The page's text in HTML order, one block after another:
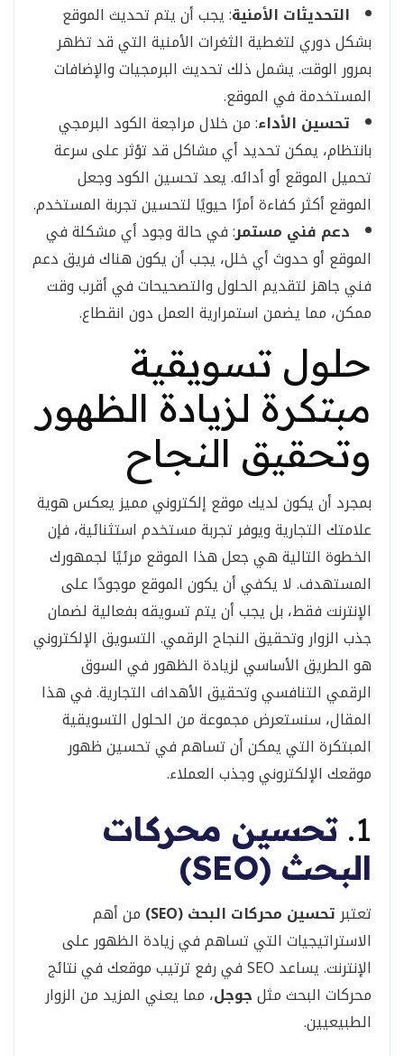
التحديثات الأمنية: يجب أن يتم تحديث الموقع
بشكل دوري لتغطية الثغرات الأمنية التي قد تظهر
بمرور الوقت. يشمل ذلك تحديث البرمجيات والإضافات
المستخدمة في الموقع.
تحسين الأداء: من خلال مراجعة الكود البرمجي
بانتظام، يمكن تحديد أي مشاكل قد تؤثر على سرعة
تحميل الموقع أو أدائه. يعد تحسين الكود وجعل
الموقع أكثر كفاءة أمرًا حيويًا لتحسين تجربة المستخدم.
دعم فني مستمر: في حالة وجود أي مشكلة في
الموقع أو حدوث أي خلل، يجب أن يكون هناك فريق دعم
فني جاهز لتقديم الحلول والتصحيحات في أقرب وقت
ممكن، مما يضمن استمرارية العمل دون انقطاع.
حلول تسويقية
مبتكرة لزيادة الظهور
وتحقيق النجاح
بمجرد أن يكون لديك موقع إلكتروني مميز يعكس هوية
علامتك التجارية ويوفر تجربة مستخدم استثنائية، فإن
الخطوة التالية هي جعل هذا الموقع مرئيًا لجمهورك
المستهدف. لا يكفي أن يكون الموقع موجودًا على
الإنترنت فقط، بل يجب أن يتم تسويقه بفعالية لضمان
جذب الزوار وتحقيق النجاح الرقمي. التسويق الإلكتروني
هو الطريق الأساسي لزيادة الظهور في السوق
الرقمي التنافسي وتحقيق الأهداف التجارية. في هذا
المقال، سنستعرض مجموعة من الحلول التسويقية
المبتكرة التي يمكن أن تساهم في تحسين ظهور
موقعك الإلكتروني وجذب العملاء.
1. تحسين محركات
البحث (SEO)
تعتبرتحسين محركات البحث (SEO)
من أهم
الاستراتيجيات التي تساهم في زيادة الظهور على
الإنترنت. يساعد SEO في رفع ترتيب موقعك في نتائج
محركات البحث مثلجوجل، مما يعني المزيد من الزوار
الطبيعيين.